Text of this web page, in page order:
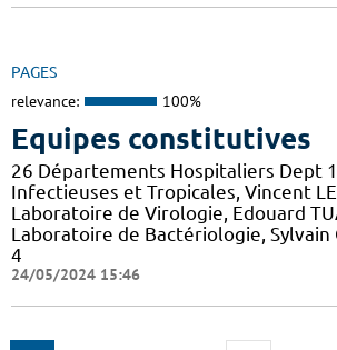
PAGES
relevance: 100%
Equipes constitutives
26 Départements Hospitaliers Dept
Infectieuses et Tropicales, Vincent
Laboratoire de Virologie, Edouard
Laboratoire de Bactériologie, Sylvain
4
24/05/2024 15:46